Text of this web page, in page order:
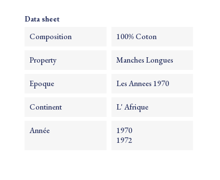
Data sheet
Composition 100% Coton
Property Manches Longues
Epoque Les Annees 1970
Continent L' Afrique
Année
1970
1972